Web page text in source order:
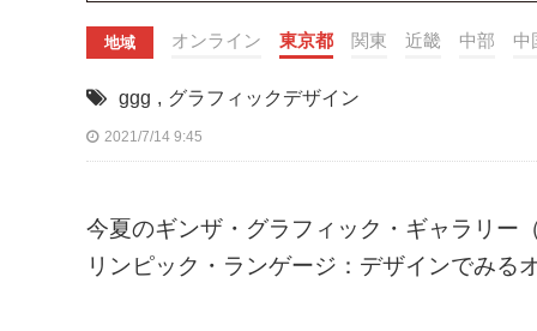
地域 オンライン 東京都 関東 近畿 中部 中
ggg , グラフィックデザイン
2021/7/14 9:45
今夏のギンザ・グラフィック・ギャラリー
リンピック・ランゲージ：デザインでみる